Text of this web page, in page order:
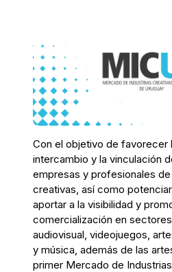
Con el objetivo de favorecer
intercambio y la vinculación
empresas y profesionales de
creativas, así como
aportar a la visibilidad y
comercialización en
audiovisual, videojuegos,
y música, además de las
primer Mercado de